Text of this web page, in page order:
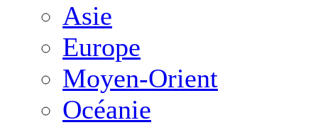
Asie
Europe
Moyen-Orient
Océanie